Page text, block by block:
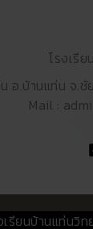
โรงเรี
น อ.บ้านแท่น จ
Mail :
รียนบ้านแท่นวิ